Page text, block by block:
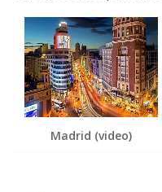
Madrid (video)